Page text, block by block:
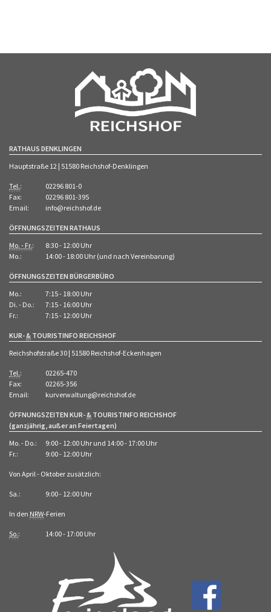
RATHAUS DENKLINGEN
Hauptstraße 12 | 51580 Reichshof-Denklingen
Tel.:
02296 801-0
Fax:
02296 801-395
Email:
info@reichshof.de
ÖFFNUNGSZEITEN RATHAUS
Mo. - Fr.:
8:30 - 12:00 Uhr
Mo.:
14:00 - 18:00 Uhr (und nach Vereinbarung)
ÖFFNUNGSZEITEN BÜRGERBÜRO
Mo.:
7:15 - 18:00 Uhr
Di. - Do.:
7:15 - 16:00 Uhr
Fr.:
7:15 - 12:00 Uhr
KUR-& TOURISTINFO REICHSHOF
Reichshofstraße 30 | 51580 Reichshof-Eckenhagen
Tel.:
02265-470
Fax:
02265-356
Email:
kurverwaltung@reichshof.de
ÖFFNUNGSZEITEN KUR-& TOURISTINFO REICHSHOF
(ganzjährig, außer an Feiertagen)
Mo. - Do.:
9:00 - 12:00 Uhr und 14:00 - 17:00 Uhr
Fr.:
9:00 - 12:00 Uhr
Von April - Oktober zusätzlich:
Sa.: 9:00 - 12:00 Uhr
In den NRW-Ferien
So.: 14:00 - 17:00 Uhr